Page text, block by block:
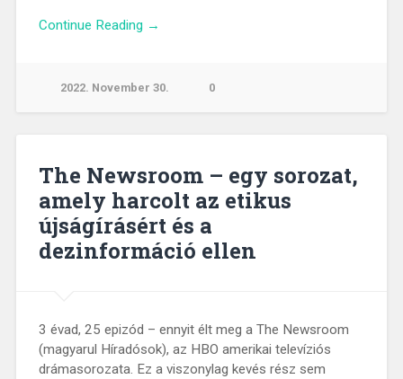
Continue Reading →
2022. November 30. 0
The Newsroom – egy sorozat,
amely harcolt az etikus
újságírásért és a
dezinformáció ellen
3 évad, 25 epizód – ennyit élt meg a The Newsroom
(magyarul Híradósok), az HBO amerikai televíziós
drámasorozata. Ez a viszonylag kevés rész sem